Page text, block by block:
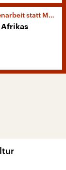
statt Migration
Afrikas